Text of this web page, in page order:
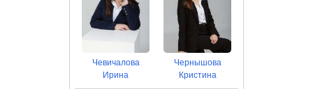
Чевичалова
Ирина
Чернышова
Кристина